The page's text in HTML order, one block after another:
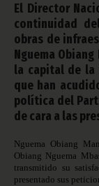
El Director
continuidad
obras de
Nguema
la capital de la
que han
política del
de cara a las
Nguema Obiang
Obiang Nguema
transmitido su
presentado sus